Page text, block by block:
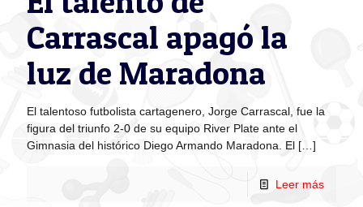
Carrascal apagó la
luz de Maradona
El talentoso futbolista cartagenero, Jorge Carrascal, fue la
figura del triunfo 2-0 de su equipo River Plate ante el
Gimnasia del histórico Diego Armando Maradona. El […]
Leer más